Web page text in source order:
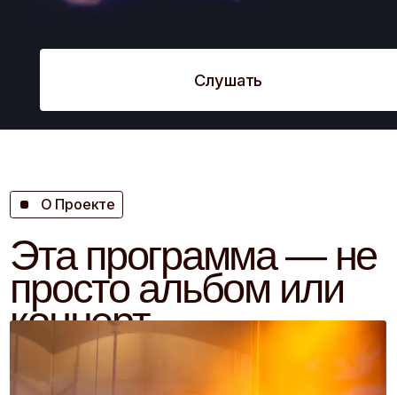
Эта программа — не
концерт,